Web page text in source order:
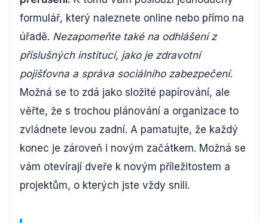
formulář, který naleznete online nebo přímo na
úřadě. Nezapomeňte také na odhlášení z
příslušných institucí, jako je zdravotní
pojišťovna a správa sociálního zabezpečení.
Možná se to zdá jako složité papírování, ale
věřte, že s trochou plánování a organizace to
zvládnete levou zadní. A pamatujte, že každý
konec je zároveň i novým začátkem. Možná se
vám otevírají dveře k novým příležitostem a
projektům, o kterých jste vždy snili.